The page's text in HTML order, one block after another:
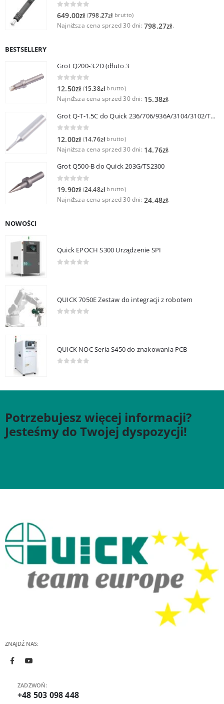
649.00zł (798.27złbrutto)
Najniższa cena sprzed 30 dni: 798.27zł.
BESTSELLERY
Grot Q200-3.2D (dłuto 3
0out of 5
12.50zł (15.38złbrutto)
Najniższa cena sprzed 30 dni: 15.38zł.
Grot Q-T-1.5C do Quick 236/706/936A/3104/3102/TS1100
12.00zł (14.76złbrutto)
Najniższa cena sprzed 30 dni: 14.76zł.
Grot Q500-B do Quick 203G/TS2300
0out of 5
19.90zł (24.48złbrutto)
Najniższa cena sprzed 30 dni: 24.48zł.
NOWOŚCI
Quick EPOCH S300 Urządzenie SPI
QUICK 7050E Zestaw do integracji z robotem
QUICK NOC Seria S450 do znakowania PCB
Potrzebujesz więcej informacji?
Jesteśmy do Twojej dyspozycji!
ZNAJDŹ NAS:
ZADZWOŃ:
+48 503 098 448